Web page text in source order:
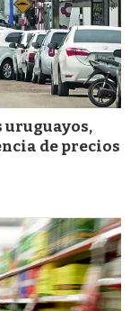
uruguayos,
de precios